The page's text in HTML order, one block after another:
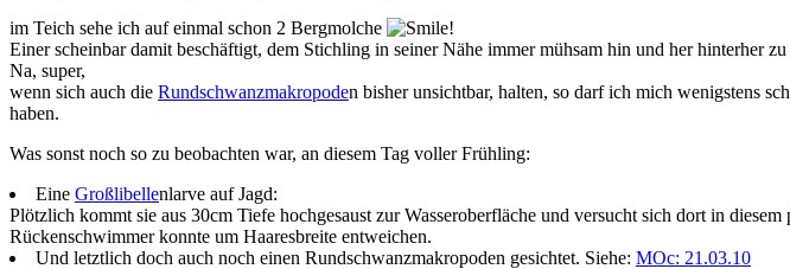
im Teich sehe ich auf einmal schon 2 Bergmolche
!
Einer scheinbar damit beschäftigt, dem Stichling in seiner Nähe immer mühsam hin und her hinterher zu
Na, super,
wenn sich auch die Rundschwanzmakropoden bisher unsichtbar, halten, so darf ich mich wenigstens
haben.
Was sonst noch so zu beobachten war, an diesem Tag voller Frühling:
Eine Großlibellenlarve auf Jagd:
Plötzlich kommt sie aus 30cm Tiefe hochgesaust zur Wasseroberfläche und versucht sich dort in
Rückenschwimmer konnte um Haaresbreite entweichen.
Und letztlich doch auch noch einen Rundschwanzmakropoden gesichtet. Siehe: MOc: 21.03.10